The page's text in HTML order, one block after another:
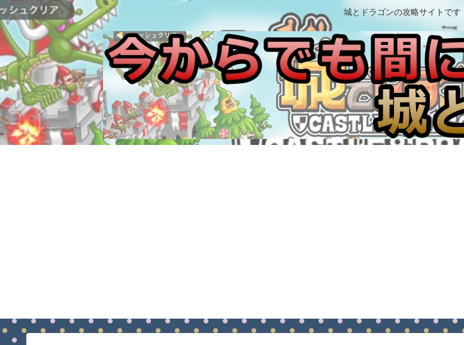
城とドラゴンの攻略サイトです